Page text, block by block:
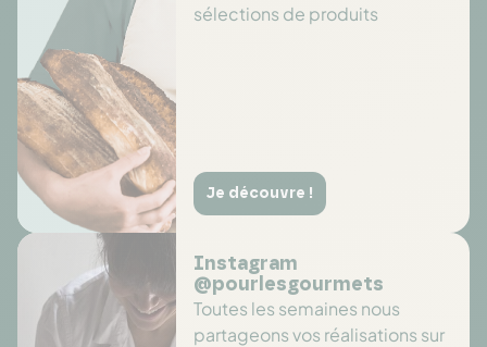
sélections de produits
Je découvre !
Instagram
@pourlesgourmets
Toutes les semaines nous
partageons vos réalisations sur